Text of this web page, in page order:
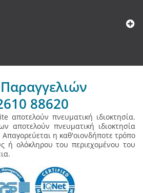
88620
αποτελούν πνευματική ιδιοκτησία.
αποτελούν πνευματική ιδιοκτησία
η καθ'οιονδήποτε τρόπο
ή ολόκληρου του περιεχομένου του